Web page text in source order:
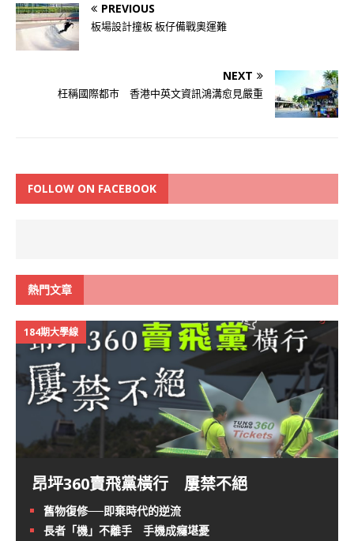
PREVIOUS
板場設計撞板 板仔備戰奧運難
NEXT
枉稱國際都巿 香港中英文資訊鴻溝愈見嚴重
FOLLOW ON FACEBOOK
熱門文章
184期大學線
昂坪360賣飛黨橫行 屢禁不絕
舊物復修──即棄時代的逆流
長者「機」不離手 手機成癮堪憂